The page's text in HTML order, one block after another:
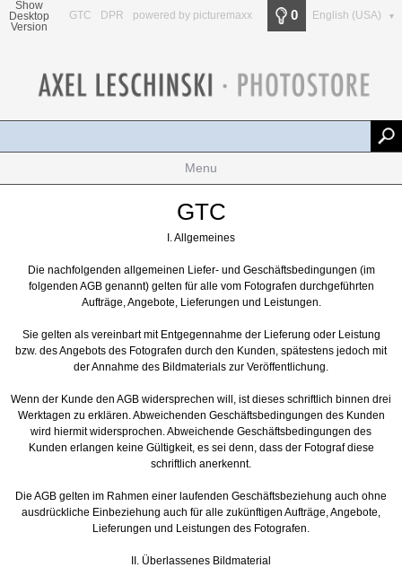
Show
Desktop
Version
GTC DPR powered by picturemaxx 0 English (USA) ▼
Menu
GTC
I. Allgemeines
Die nachfolgenden allgemeinen Liefer- und Geschäftsbedingungen (im
folgenden AGB genannt) gelten für alle vom Fotografen durchgeführten
Aufträge, Angebote, Lieferungen und Leistungen.
Sie gelten als vereinbart mit Entgegennahme der Lieferung oder Leistung
bzw. des Angebots des Fotografen durch den Kunden, spätestens jedoch mit
der Annahme des Bildmaterials zur Veröffentlichung.
Wenn der Kunde den AGB widersprechen will, ist dieses schriftlich binnen drei
Werktagen zu erklären. Abweichenden Geschäftsbedingungen des Kunden
wird hiermit widersprochen. Abweichende Geschäftsbedingungen des
Kunden erlangen keine Gültigkeit, es sei denn, dass der Fotograf diese
schriftlich anerkennt.
Die AGB gelten im Rahmen einer laufenden Geschäftsbeziehung auch ohne
ausdrückliche Einbeziehung auch für alle zukünftigen Aufträge, Angebote,
Lieferungen und Leistungen des Fotografen.
II. Überlassenes Bildmaterial